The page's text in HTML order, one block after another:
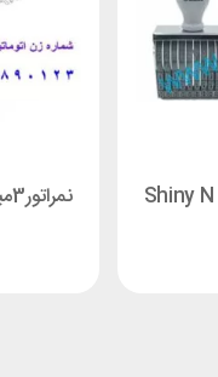
نمراتور3میل با13رقم shiny S-313